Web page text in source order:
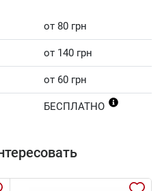
от 80 грн
от 140 грн
от 60 грн
БЕСПЛАТНО